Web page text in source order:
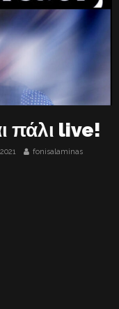
πάλι live!
fonisalaminas